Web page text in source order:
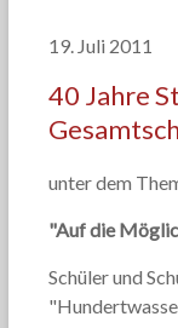
19. Juli 2011
40 Jahre
unter dem
"Auf die
Schüler und